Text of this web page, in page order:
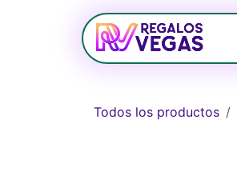
Todos los productos